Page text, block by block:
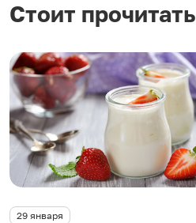
Стоит прочитать
29 января